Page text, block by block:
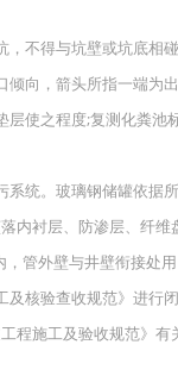
不得与坑壁或坑底相
向，箭头所指一端为
使之程度;复测化粪池
统。玻璃钢储罐依据
内衬层、防渗层、纤
管外壁与井壁衔接处
核验查收规范》进行
程施工及验收规范》有